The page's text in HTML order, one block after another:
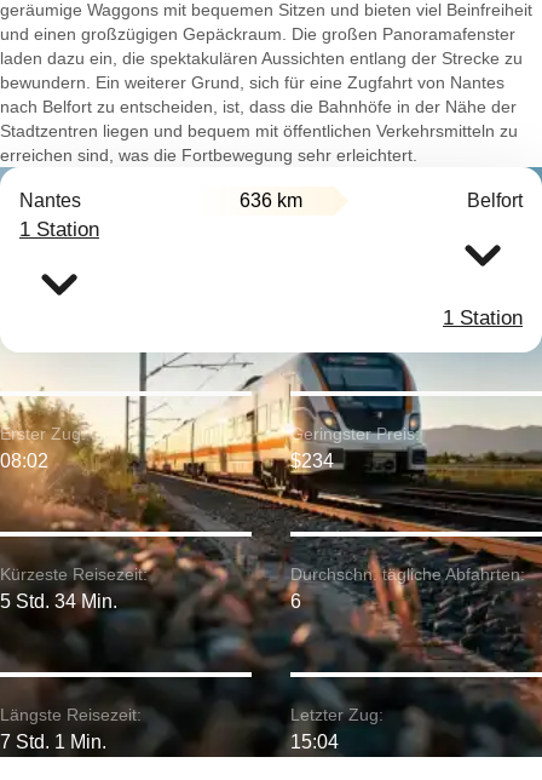
geräumige Waggons mit bequemen Sitzen und bieten viel Beinfreiheit
und einen großzügigen Gepäckraum. Die großen Panoramafenster
laden dazu ein, die spektakulären Aussichten entlang der Strecke zu
bewundern. Ein weiterer Grund, sich für eine Zugfahrt von Nantes
nach Belfort zu entscheiden, ist, dass die Bahnhöfe in der Nähe der
Stadtzentren liegen und bequem mit öffentlichen Verkehrsmitteln zu
erreichen sind, was die Fortbewegung sehr erleichtert.
Nantes 636 km Belfort
1 Station
1 Station
Kürzeste Reisezeit:
5 Std. 34 Min.
Erster Zug:
08:02
Längste Reisezeit:
7 Std. 1 Min.
Geringster Preis:
$234
Durchschn. tägliche Abfahrten:
6
Letzter Zug:
15:04